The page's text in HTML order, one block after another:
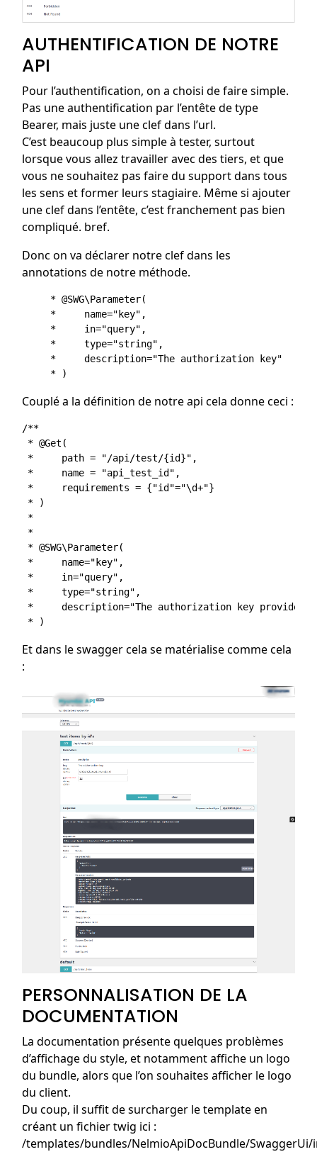
AUTHENTIFICATION DE NOTRE
API
Pour l’authentification, on a choisi de faire simple.
Pas une authentification par l’entête de type
Bearer, mais juste une clef dans l’url.
C’est beaucoup plus simple à tester, surtout
lorsque vous allez travailler avec des tiers, et que
vous ne souhaitez pas faire du support dans tous
les sens et former leurs stagiaire. Même si ajouter
une clef dans l’entête, c’est franchement pas bien
compliqué. bref.
Donc on va déclarer notre clef dans les
annotations de notre méthode.
     * @SWG\Parameter(
     *     name="key",
     *     in="query",
     *     type="string",
     *     description="The authorization key"
Couplé a la définition de notre api cela donne ceci :
/**
* @Get(
*     path = "/api/test/{id}",
*     name = "api_test_id",
*     requirements = {"id"="\d+"}
* )
*
*
* @SWG\Parameter(
*     name="key",
*     in="query",
*     type="string",
*     description="The authorization key provided
Et dans le swagger cela se matérialise comme cela
:
PERSONNALISATION DE LA
DOCUMENTATION
La documentation présente quelques problèmes
d’affichage du style, et notamment affiche un logo
du bundle, alors que l’on souhaites afficher le logo
du client.
Du coup, il suffit de surcharger le template en
créant un fichier twig ici :
/templates/bundles/NelmioApiDocBundle/